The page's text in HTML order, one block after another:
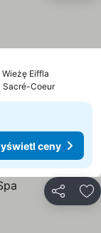
Eiffla
Sacré-Coeur
ceny